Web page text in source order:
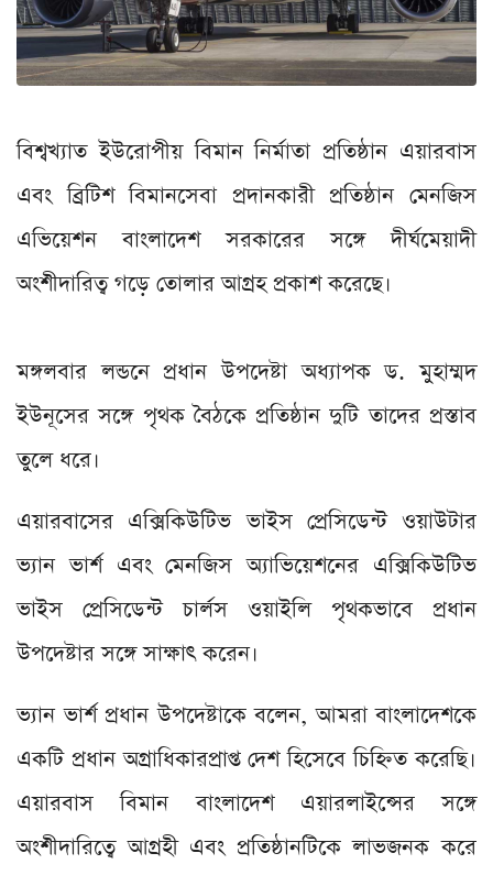
বিশ্বখ্যাত ইউরোপীয় বিমান নির্মাতা প্রতিষ্ঠান এয়ারবাস
এবং ব্রিটিশ বিমানসেবা প্রদানকারী প্রতিষ্ঠান মেনজিস
এভিয়েশন বাংলাদেশ সরকারের সঙ্গে দীর্ঘমেয়াদী
অংশীদারিত্ব গড়ে তোলার আগ্রহ প্রকাশ করেছে।
মঙ্গলবার লন্ডনে প্রধান উপদেষ্টা অধ্যাপক ড. মুহাম্মদ
ইউনূসের সঙ্গে পৃথক বৈঠকে প্রতিষ্ঠান দুটি তাদের প্রস্তাব
তুলে ধরে।
এয়ারবাসের এক্সিকিউটিভ ভাইস প্রেসিডেন্ট ওয়াউটার
ভ্যান ভার্শ এবং মেনজিস অ্যাভিয়েশনের এক্সিকিউটিভ
ভাইস প্রেসিডেন্ট চার্লস ওয়াইলি পৃথকভাবে প্রধান
উপদেষ্টার সঙ্গে সাক্ষাৎ করেন।
ভ্যান ভার্শ প্রধান উপদেষ্টাকে বলেন, আমরা বাংলাদেশকে
একটি প্রধান অগ্রাধিকারপ্রাপ্ত দেশ হিসেবে চিহ্নিত করেছি।
এয়ারবাস বিমান বাংলাদেশ এয়ারলাইন্সের সঙ্গে
অংশীদারিত্বে আগ্রহী এবং প্রতিষ্ঠানটিকে লাভজনক করে